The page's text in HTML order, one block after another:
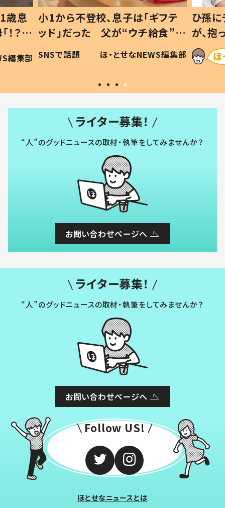
歳息
？」
編集部
小1から不登校、息子は「ギフテ
ッド」だった 父が“ウチ給食”を
作り続ける理由とは #令和の親
#令和の子
SNSで話題 ほ・とせなNEWS編集部
ひ孫
が、
「涙が
い」
ライター募集！
“人”のグッドニュースの取材・執筆をしてみませんか？
お問い合わせページへ
ライター募集！
“人”のグッドニュースの取材・執筆をしてみませんか？
お問い合わせページへ
Follow US!
ほとせなニュースとは